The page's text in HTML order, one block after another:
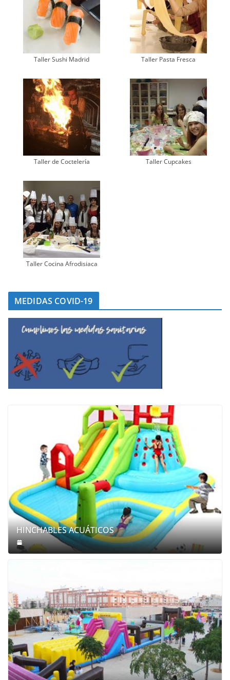
Taller Sushi Madrid Taller Pasta Fresca
Taller de Coctelería Taller Cupcakes
Taller Cocina Afrodisiaca
MEDIDAS COVID-19
HINCHABLES ACUÁTICOS